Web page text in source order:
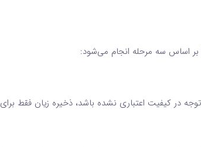
اعتباری نشده باشد، ذخیره زیان فقط برای ۱۲ ماه آینده محاسبه می‌شود.